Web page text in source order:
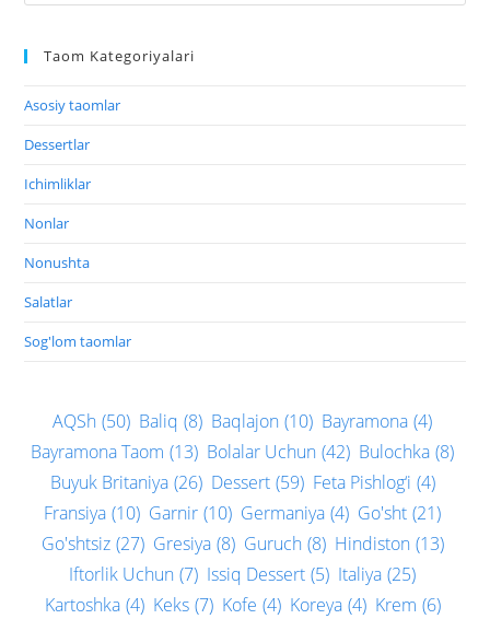
Taom Kategoriyalari
Asosiy taomlar
Dessertlar
Ichimliklar
Nonlar
Nonushta
Salatlar
Sog'lom taomlar
AQSh (50) Baliq (8) Baqlajon (10) Bayramona (4)
Bayramona Taom (13) Bolalar Uchun (42) Bulochka (8)
Buyuk Britaniya (26) Dessert (59) Feta Pishlog‘i (4)
Fransiya (10) Garnir (10) Germaniya (4) Go'sht (21)
Go'shtsiz (27) Gresiya (8) Guruch (8) Hindiston (13)
Iftorlik Uchun (7) Issiq Dessert (5) Italiya (25)
Kartoshka (4) Keks (7) Kofe (4) Koreya (4) Krem (6)